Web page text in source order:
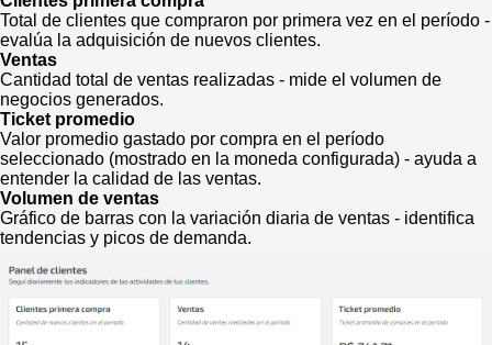
Total de clientes que compraron por primera vez en el período -
evalúa la adquisición de nuevos clientes.
Ventas
Cantidad total de ventas realizadas - mide el volumen de
negocios generados.
Ticket promedio
Valor promedio gastado por compra en el período
seleccionado (mostrado en la moneda configurada) - ayuda a
entender la calidad de las ventas.
Volumen de ventas
Gráfico de barras con la variación diaria de ventas - identifica
tendencias y picos de demanda.